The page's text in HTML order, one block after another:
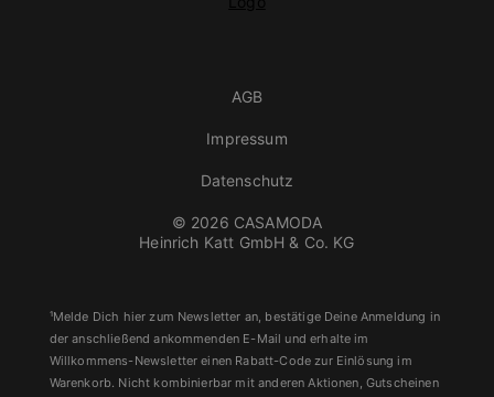
© 2026 CASAMODA
Heinrich Katt GmbH & Co. KG
AGB
Impressum
Datenschutz
¹Melde Dich hier zum Newsletter an, bestätige Deine Anmeldung in
der anschließend ankommenden E-Mail und erhalte im
Willkommens-Newsletter einen Rabatt-Code zur Einlösung im
Warenkorb. Nicht kombinierbar mit anderen Aktionen, Gutscheinen